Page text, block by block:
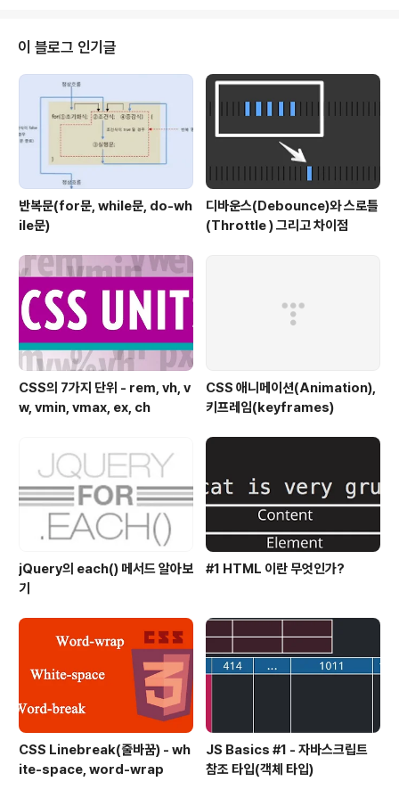
ested-reset($html-selector) { #{$html-selecto
r} { @include r..
이 블로그 인기글
반복문(for문, while문, do-wh
ile문)
디바운스(Debounce)와 스로틀
(Throttle ) 그리고 차이점
CSS의 7가지 단위 - rem, vh, v
w, vmin, vmax, ex, ch
CSS 애니메이션(Animation),
키프레임(keyframes)
jQuery의 each() 메서드 알아보
기
#1 HTML 이란 무엇인가?
CSS Linebreak(줄바꿈) - wh
ite-space, word-wrap
JS Basics #1 - 자바스크립트
참조 타입(객체 타입)